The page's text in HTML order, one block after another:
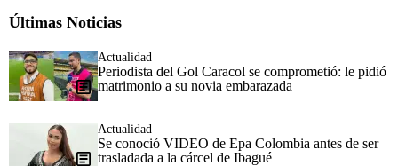
Últimas Noticias
Actualidad
Periodista del Gol Caracol se comprometió: le pidió
matrimonio a su novia embarazada
Actualidad
Se conoció VIDEO de Epa Colombia antes de ser
trasladada a la cárcel de Ibagué